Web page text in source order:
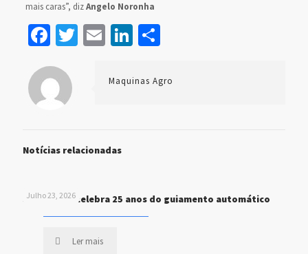
mais caras”, dizAngelo Noronha
Facebook
Twitter
EmailLinkedIn
Share
Maquinas Agro
Notícias relacionadas
Julho 23, 2026
John Deere celebra 25 anos do guiamento automático
Ler mais